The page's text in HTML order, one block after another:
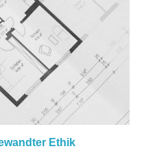
Ethik